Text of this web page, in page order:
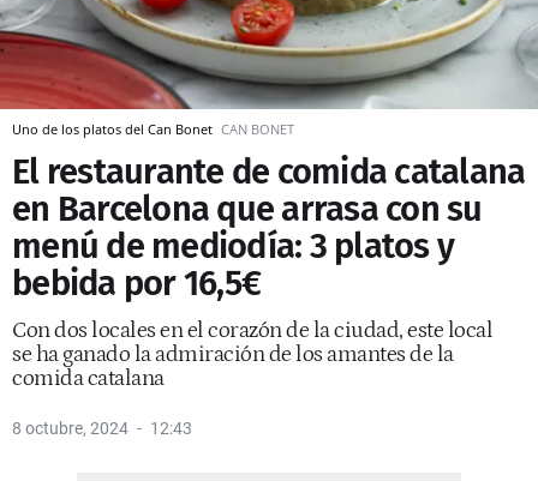
Uno de los platos del Can Bonet CAN BONET
El restaurante de comida catalana
en Barcelona que arrasa con su
menú de mediodía: 3 platos y
bebida por 16,5€
Con dos locales en el corazón de la ciudad, este local
se ha ganado la admiración de los amantes de la
comida catalana
8 octubre, 2024 12:43